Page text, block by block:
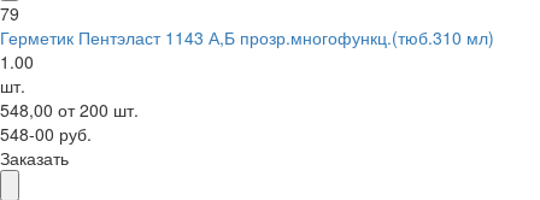
79
Герметик Пентэласт 1143 А,Б прозр.многофункц.(тюб.310 мл)
1.00
шт.
548,00 от 200 шт.
548-00 руб.
Заказать